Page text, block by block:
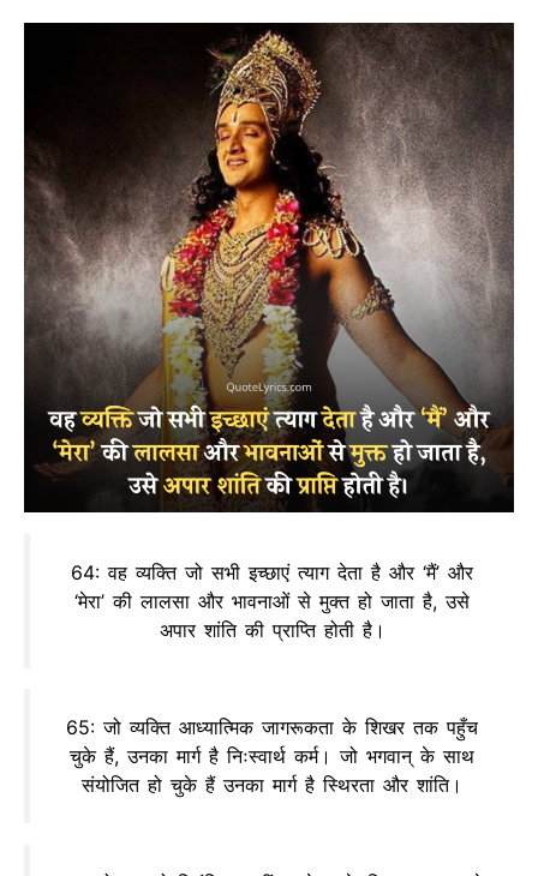
64: वह व्यक्ति जो सभी इच्छाएं त्याग देता है और ‘मैं’ और
‘मेरा’ की लालसा और भावनाओं से मुक्त हो जाता है, उसे
अपार शांति की प्राप्ति होती है।
65: जो व्यक्ति आध्यात्मिक जागरूकता के शिखर तक पहुँच
चुके हैं, उनका मार्ग है निःस्वार्थ कर्म। जो भगवान् के साथ
संयोजित हो चुके हैं उनका मार्ग है स्थिरता और शांति।